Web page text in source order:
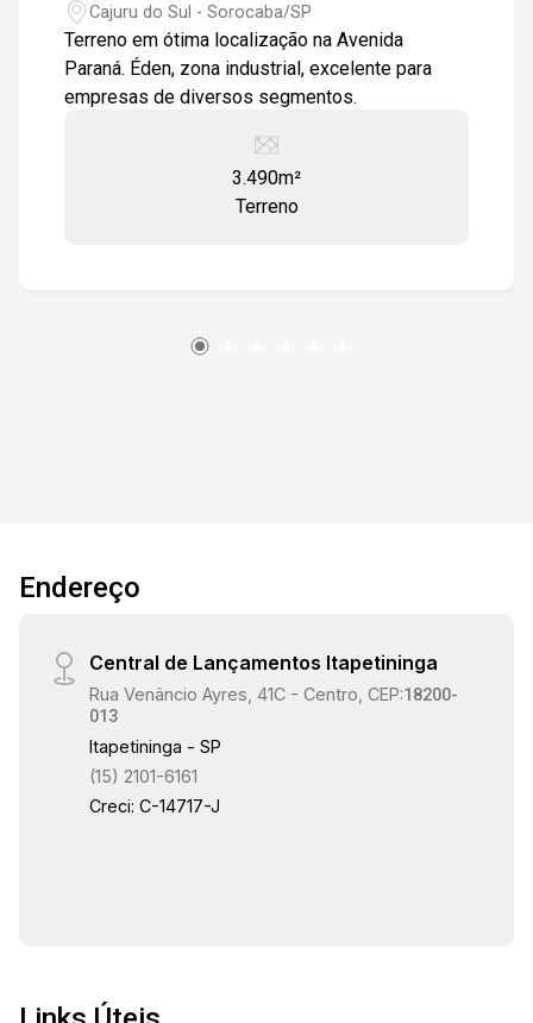
Cajuru do Sul - Sorocaba/SP
Terreno em ótima localização na Avenida
Paraná. Éden, zona industrial, excelente para
empresas de diversos segmentos.
3.490m²
Terreno
Endereço
Central de Lançamentos Itapetininga
Rua Venâncio Ayres, 41C - Centro, CEP:18200-
013
Itapetininga - SP
(15) 2101-6161
Creci: C-14717-J